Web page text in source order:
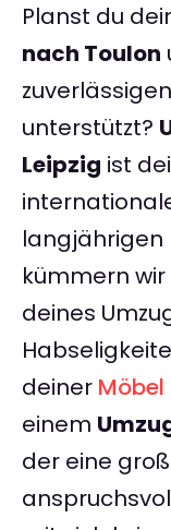
Planst du
nach Toulon
unterstützt?
Leipzig ist
langjährigen
kümmern
deines
deiner Möbel
einem
der eine